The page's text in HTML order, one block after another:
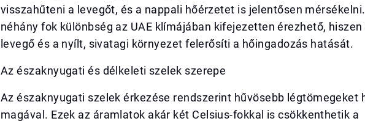
visszahűteni a levegőt, és a nappali hőérzetet is jelentősen mérsékelni.
néhány fok különbség az UAE klímájában kifejezetten érezhető, hiszen
levegő és a nyílt, sivatagi környezet felerősíti a hőingadozás hatását.
Az északnyugati és délkeleti szelek szerepe
Az északnyugati szelek érkezése rendszerint hűvösebb légtömegeket
magával. Ezek az áramlatok akár két Celsius-fokkal is csökkenthetik a